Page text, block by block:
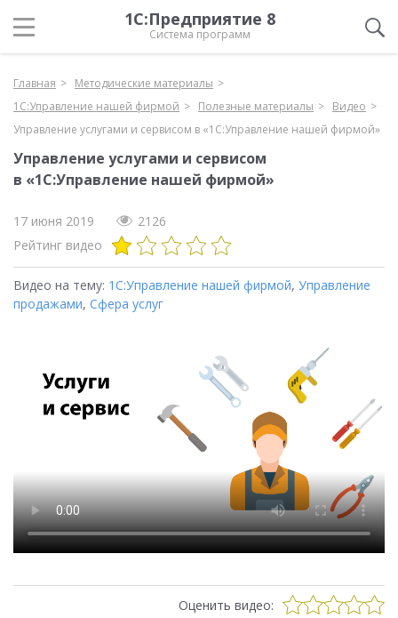
1С:Предприятие 8
Система программ
Главная
Методические материалы
1С:Управление нашей фирмой
Полезные материалы
Видео
Управление услугами и сервисом в «1С:Управление нашей фирмой»
Управление услугами и сервисом
в «1С:Управление нашей фирмой»
17 июня 2019
2126
Рейтинг видео
Видео на тему: 1С:Управление нашей фирмой, Управление
продажами, Сфера услуг
Оценить видео: